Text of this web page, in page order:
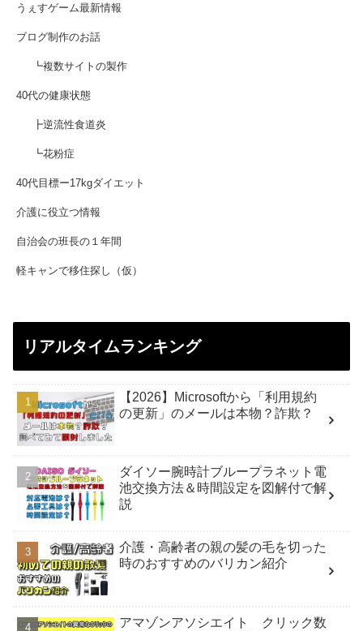
うぇすゲーム最新情報
ブログ制作のお話
┗複数サイトの製作
40代の健康状態
┣逆流性食道炎
┗花粉症
40代目標ー17kgダイエット
介護に役立つ情報
自治会の班長の１年間
軽キャンで移住探し（仮）
リアルタイムランキング
【2026】Microsoftから「利用規約
の更新」のメールは本物？詐欺？
ダイソー腕時計ブループラネット電
池交換方法＆時間設定を図解付で解
説
介護・高齢者の親の髪の毛を切った
時のおすすめのバリカン紹介
アマゾンアソシエイト クリック数